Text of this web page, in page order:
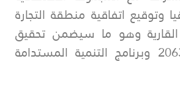
وتوقيع اتفاقية منطقة التجارة
القارية وهو ما سيضمن تحقيق
أهداف أجندة 2063 وبرنامج التنمية المستدامة